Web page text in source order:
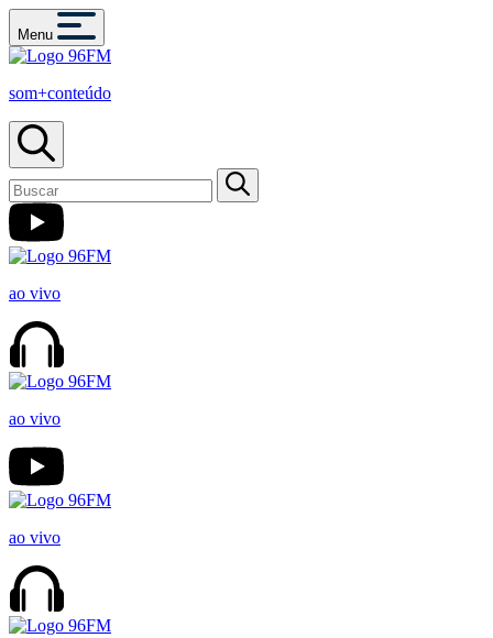
Menu
som+conteúdo
ao vivo
ao vivo
ao vivo